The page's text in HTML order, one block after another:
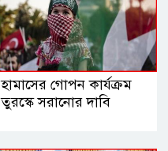
হামাসের গোপন কার্যক্রম
তুরস্কে সরানোর দাবি